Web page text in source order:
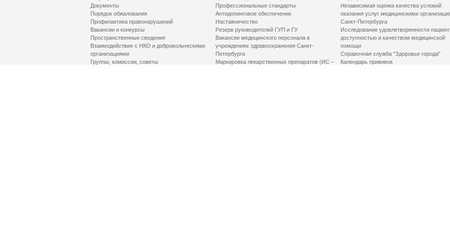
Документы
Порядок обжалования
Профилактика правонарушений
Вакансии и конкурсы
Пространственные сведения
Взаимодействие с НКО и добровольческими
организациями
Группы, комиссии, советы
Профессиональные стандарты
Антидопинговое обеспечение
Наставничество
Резерв руководителей ГУП и ГУ
Вакансии медицинского персонала в
учреждениях здравоохранения Санкт-
Петербурга
Маркировка лекарственных препаратов (ИС –
Независимая оценка качества условий
оказания услуг медицинскими
Санкт-Петербурга
Исследование удовлетворенности
доступностью и качеством медицинской
помощи
Справочная служба "Здоровье города"
Календарь прививок